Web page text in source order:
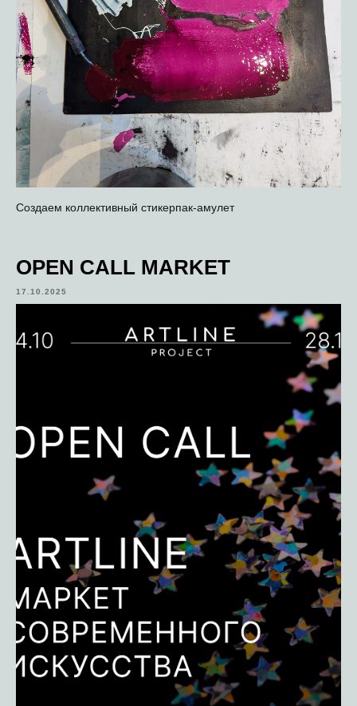
Cоздаем коллективный стикерпак-амулет
OPEN CALL MARKET
17.10.2025